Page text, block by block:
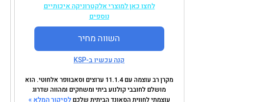
לחצו כאן למוצרי אלקטרוניקה איכותיים
נוספים
השווה מחיר
קנה עכשיו ב-KSP
מקרן רב עוצמה עם 11.1.4 ערוצים וסאבוופר אלחוטי. הוא
מושלם לחובבי קולנוע ביתי ומשחקים ומהווה שדרוג
עוצמתי לחווית הסאונד הביתית שלכם לסיקור המלא »